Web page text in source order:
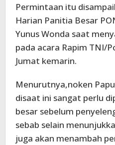
Permintaan itu
Harian Panitia Besar
Yunus Wonda saat
pada acara Rapim TNI/
Jumat kemarin.
Menurutnya,noken
disaat ini sangat perlu
besar sebelum
sebab selain
juga akan menambah